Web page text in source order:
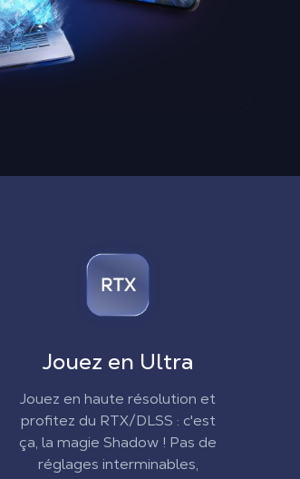
Jouez en Ultra
Jouez en haute résolution et
profitez du RTX/DLSS : c'est
ça, la magie Shadow ! Pas de
réglages interminables,